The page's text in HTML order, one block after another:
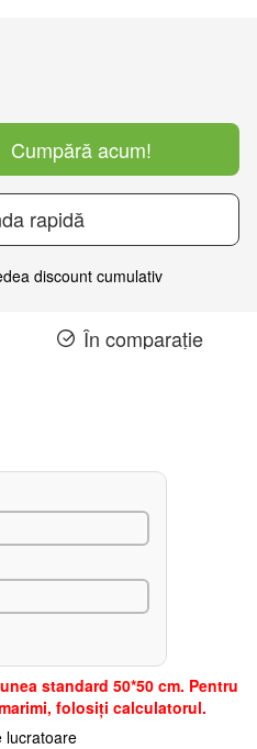
Cumpără acum!
rapidă
discount cumulativ
În comparație
standard 50*50 cm. Pentru
folosiți calculatorul.
lucratoare